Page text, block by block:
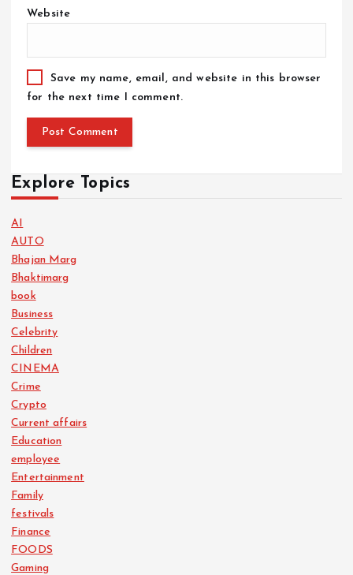
Website
Save my name, email, and website in this browser
for the next time I comment.
Explore Topics
AI
AUTO
Bhajan Marg
Bhaktimarg
book
Business
Celebrity
Children
CINEMA
Crime
Crypto
Current affairs
Education
employee
Entertainment
Family
festivals
Finance
FOODS
Gaming